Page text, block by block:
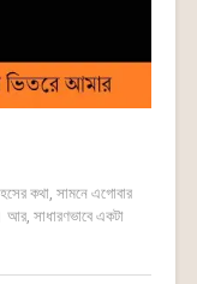
কথা, সামনে এগোবার
আর, সাধারণভাবে একটা